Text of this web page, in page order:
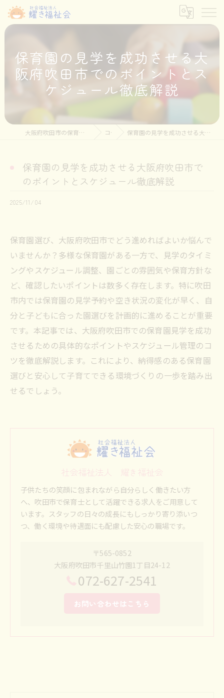
保育園の見学を成功させる大
阪府吹田市でのポイントとス
ケジュール徹底解説
大阪府吹田市の保育士の求人なら社会福祉法人耀き福祉会 コラム 保育園の見学を成功させる大阪府吹田市でのポイントとスケジュール徹底解説
保育園の見学を成功させる大阪府吹田市で
のポイントとスケジュール徹底解説
2025/11/04
保育園選び、大阪府吹田市でどう進めればよいか悩んで
いませんか？多様な保育園がある一方で、見学のタイミ
ングやスケジュール調整、園ごとの雰囲気や保育方針な
ど、確認したいポイントは数多く存在します。特に吹田
市内では保育園の見学予約や空き状況の変化が早く、自
分と子どもに合った園選びを計画的に進めることが重要
です。本記事では、大阪府吹田市での保育園見学を成功
させるための具体的なポイントやスケジュール管理のコ
ツを徹底解説します。これにより、納得感のある保育園
選びと安心して子育てできる環境づくりの一歩を踏み出
せるでしょう。
社会福祉法人 耀き福祉会
子供たちの笑顔に包まれながら自分らしく働きたい方
へ、吹田市で保育士として活躍できる求人をご用意して
います。スタッフの日々の成長にもしっかり寄り添いつ
つ、働く環境や待遇面にも配慮した安心の職場です。
〒565-0852
大阪府吹田市千里山竹園1丁目24-12
072-627-2541
お問い合わせはこちら